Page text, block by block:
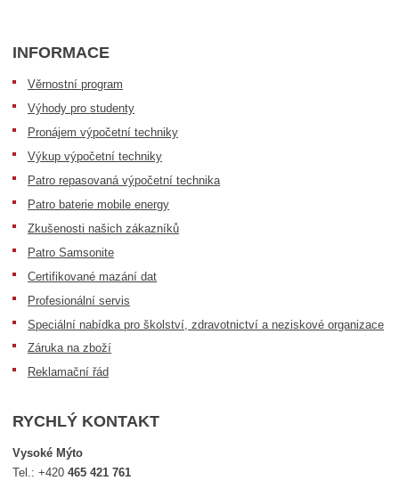
INFORMACE
Věrnostní program
Výhody pro studenty
Pronájem výpočetní techniky
Výkup výpočetní techniky
Patro repasovaná výpočetní technika
Patro baterie mobile energy
Zkušenosti našich zákazníků
Patro Samsonite
Certifikované mazání dat
Profesionální servis
Speciální nabídka pro školství, zdravotnictví a neziskové organizace
Záruka na zboží
Reklamační řád
RYCHLÝ KONTAKT
Vysoké Mýto
Tel.:+420465 421 761